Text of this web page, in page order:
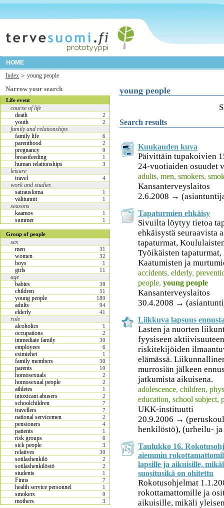
HOME
Index
young people
Narrow your search
Life event
course of life
death
2
youth 2
family and relationships
family life
6
parenthood 2
pregnancy 9
breastfeeding 1
human relationships 3
leisure
travel
4
work and studies
sairausloma
1
välitunnit 1
seasons
kaamos
1
summer 1
Group of people
sex
men
31
women 32
boys 1
girls 11
age
babies
38
children 51
young people 189
adults 94
elderly 41
role
alcoholics
1
occupations 2
immediate family 30
employees 6
esimiehet 1
family members 30
parents 10
homosexuals 2
homosexual people 2
athletes 1
intoxicant abusers 2
schoolchildren 7
travellers 7
national servicemen 2
pensioners 4
patients 1
risk groups 6
sick people 3
relatives 30
sotilashenkilö 2
sotilashenkilöstö 2
students 1
Finns 7
health service personnel 1
smokers 9
mothers 3
young people
Search results
Kuukauden kuva
Päivittäin tupakoivien
24-vuotiaiden osuudet
adults, men, smokers,
Kansanterveyslaitos
2.6.2008 →
Tapaturmien ehkäisy
Sivuilta löytyy tietoa
ehkäisystä seuraavista
tapaturmat,
Työikäisten
Kaatumisten ja
accidents, elderly,
people, young people
Kansanterveyslaitos
30.4.2008 →
Liikkuva lapsuus
Lasten ja nuorten
fyysiseen
riskitekijöiden
elämässä.
murrosiän jälkeen
jatkumista aikuisena.
adolescence, children,
education, school subject,
UKK-instituutti
20.9.2006 →
henkilöstö), (urheilu-
Taulukko 16.
aiemmin
lapsille ja aikuisille,
suositusikä on ohitettu
Rokotusohjelmat
rokottamattomille ja
aikuisille, mikäli